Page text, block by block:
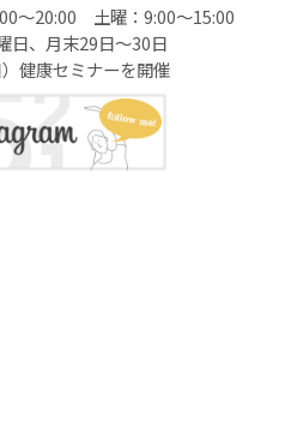
～20:00 土曜：9:00～15:00
日、月末29日～30日
健康セミナーを開催